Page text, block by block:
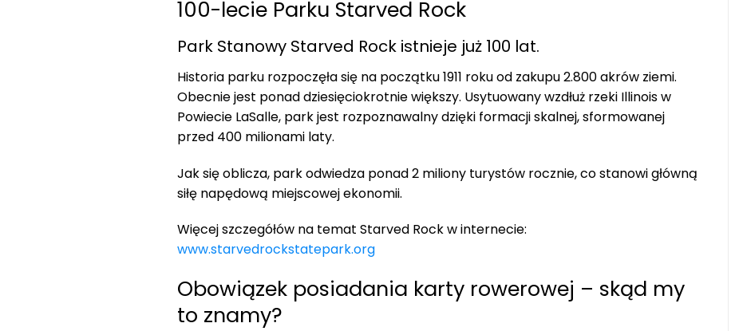
100-lecie Parku Starved Rock
Park Stanowy Starved Rock istnieje już 100 lat.
Historia parku rozpoczęła się na początku 1911 roku od zakupu 2.800 akrów ziemi.
Obecnie jest ponad dziesięciokrotnie większy. Usytuowany wzdłuż rzeki Illinois w
Powiecie LaSalle, park jest rozpoznawalny dzięki formacji skalnej, sformowanej
przed 400 milionami laty.
Jak się oblicza, park odwiedza ponad 2 miliony turystów rocznie, co stanowi główną
siłę napędową miejscowej ekonomii.
Więcej szczegółów na temat Starved Rock w internecie:
www.starvedrockstatepark.org
Obowiązek posiadania karty rowerowej – skąd my
to znamy?